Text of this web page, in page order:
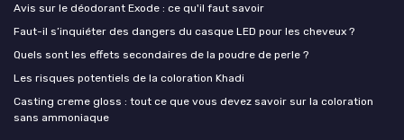
Avis sur le déodorant Exode : ce qu'il faut savoir
Faut-il s’inquiéter des dangers du casque LED pour les cheveux ?
Quels sont les effets secondaires de la poudre de perle ?
Les risques potentiels de la coloration Khadi
Casting creme gloss : tout ce que vous devez savoir sur la coloration
sans ammoniaque